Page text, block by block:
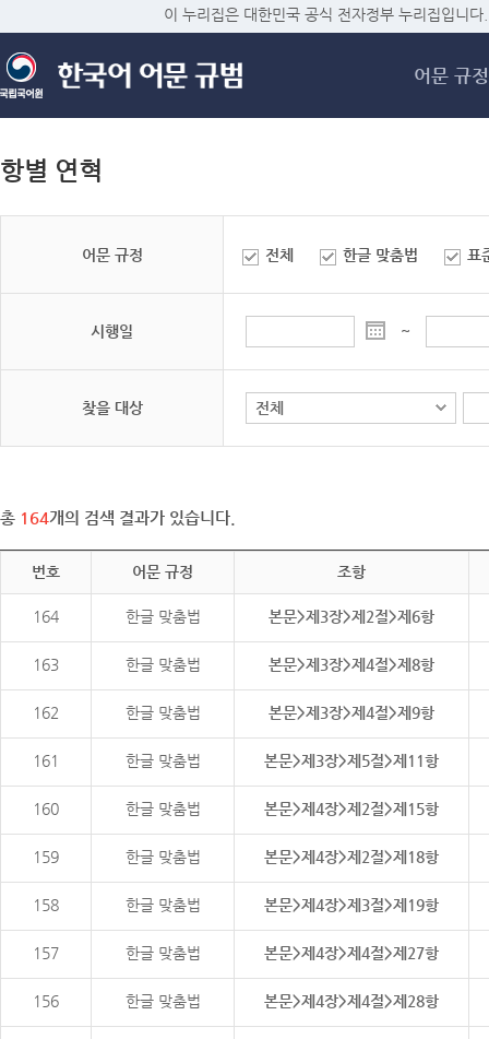
메
이 누리집은 대한민국 공식 전자정부 누리집입니다.
어문 규정
항별 연혁
어문 규정 전체 한글 맞춤법 표
시행일 ~
찾을 대상
총 164개의 검색 결과가 있습니다.
번호 어문 규정 조항
164 한글 맞춤법 본문>제3장>제2절>제6항
163 한글 맞춤법 본문>제3장>제4절>제8항
162 한글 맞춤법 본문>제3장>제4절>제9항
161 한글 맞춤법 본문>제3장>제5절>제11항
160 한글 맞춤법 본문>제4장>제2절>제15항
159 한글 맞춤법 본문>제4장>제2절>제18항
158 한글 맞춤법 본문>제4장>제3절>제19항
157 한글 맞춤법 본문>제4장>제4절>제27항
156 한글 맞춤법 본문>제4장>제4절>제28항